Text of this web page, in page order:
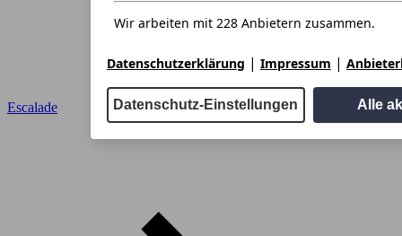
Wir arbeiten mit 228 Anbietern zusammen.
Datenschutzerklärung | Impressum |
Datenschutz-Einstellungen Alle
Escalade